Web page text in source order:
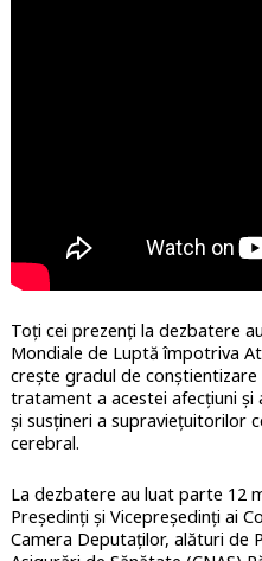
Toți cei prezenți la dezbatere
Mondiale de Luptă împotriva
creşte gradul de
tratament a acestei afecţiuni şi
şi susţineri a supravieţuitorilor
cerebral.
La dezbatere au luat parte 12
Președinți și Vicepreședinți ai
Camera Deputaților, alături de